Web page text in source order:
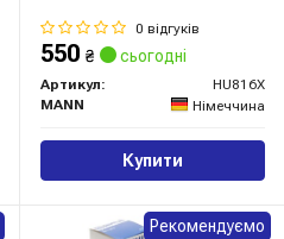
0 відгуків
550 ₴ сьогодні
Артикул:
HU816X
MANN
Німеччина
Купити
Рекомендуємо